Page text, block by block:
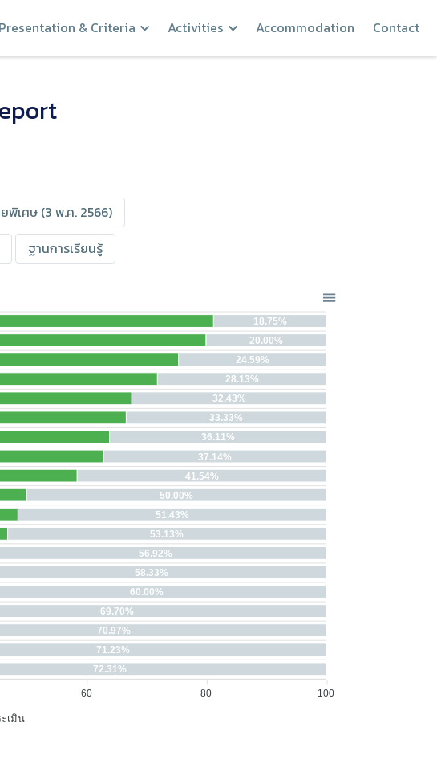
Presentation & Criteria Activities Accommodation Contact
พิเศษ (3 พ.ค. 2566)
ฐานการเรียนรู้
เมิน
18.75%
20.00%
24.59%
28.13%
32.43%
33.33%
36.11%
37.14%
41.54%
50.00%
51.43%
53.13%
56.92%
58.33%
60.00%
69.70%
70.97%
71.23%
72.31%
100
80
60